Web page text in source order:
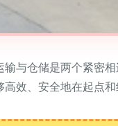
输与仓储是两个紧密
效、安全地在起点